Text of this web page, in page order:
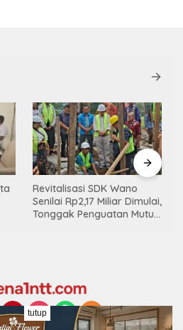
Revitalisasi SDK Wano
Senilai Rp2,17 Miliar Dimulai,
Tonggak Penguatan Mutu
tutup